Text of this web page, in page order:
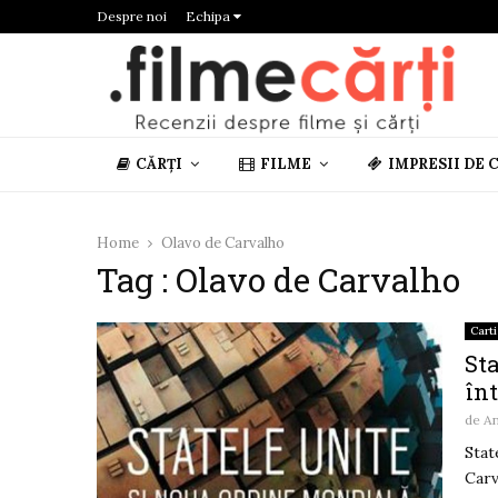
Despre noi Echipa
CĂRȚI FILME IMPRESII DE
Home Olavo de Carvalho
Tag : Olavo de Carvalho
Carti
de